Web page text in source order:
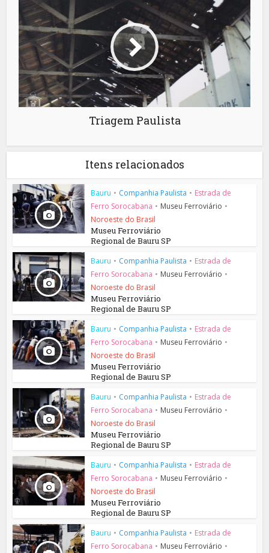
Triagem Paulista
Itens relacionados
Bauru • Companhia Paulista • Estrada de
Ferro Sorocabana • Museu Ferroviário •
Noroeste do Brasil
Museu Ferroviário
Regional de Bauru SP
Bauru • Companhia Paulista • Estrada de
Ferro Sorocabana • Museu Ferroviário •
Noroeste do Brasil
Museu Ferroviário
Regional de Bauru SP
Bauru • Companhia Paulista • Estrada de
Ferro Sorocabana • Museu Ferroviário •
Noroeste do Brasil
Museu Ferroviário
Regional de Bauru SP
Bauru • Companhia Paulista • Estrada de
Ferro Sorocabana • Museu Ferroviário •
Noroeste do Brasil
Museu Ferroviário
Regional de Bauru SP
Bauru • Companhia Paulista • Estrada de
Ferro Sorocabana • Museu Ferroviário •
Noroeste do Brasil
Museu Ferroviário
Regional de Bauru SP
Bauru • Companhia Paulista • Estrada de
Ferro Sorocabana • Museu Ferroviário •